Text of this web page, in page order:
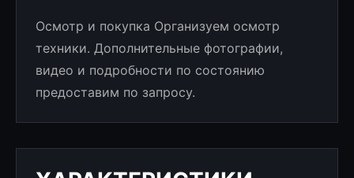
Осмотр и покупка Организуем осмотр
техники. Дополнительные фотографии,
видео и подробности по состоянию
предоставим по запросу.